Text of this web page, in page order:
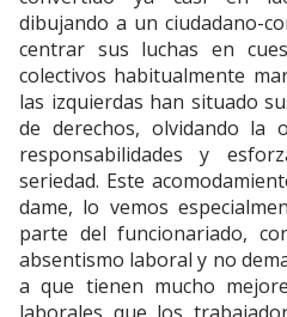
dibujando a un ciudadano-
centrar sus luchas en
colectivos habitualmente
las izquierdas han situado
de derechos, olvidando
responsabilidades y
seriedad. Este
dame, lo vemos
parte del funcionariado,
absentismo laboral y no
a que tienen mucho